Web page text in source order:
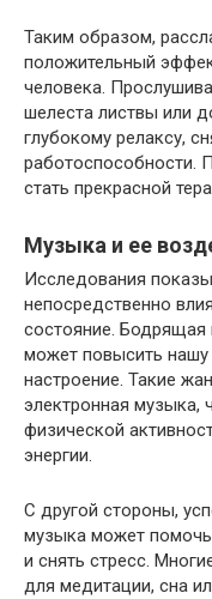
Таким образом,
положительный
человека.
шелеста листвы или
глубокому релаксу,
работоспособности.
стать прекрасной
Музыка и ее
Исследования
непосредственно
состояние. Бодрящая
может повысить нашу
настроение. Такие
электронная музыка,
физической
энергии.
С другой стороны,
музыка может помочь
и снять стресс.
для медитации, сна